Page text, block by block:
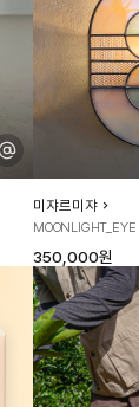
미쟈르미쟈
MOONLIGHT_EYE
350,000원